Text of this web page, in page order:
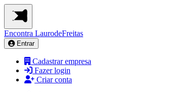
Encontra LaurodeFreitas
Entrar
Cadastrar empresa
Fazer login
Criar conta